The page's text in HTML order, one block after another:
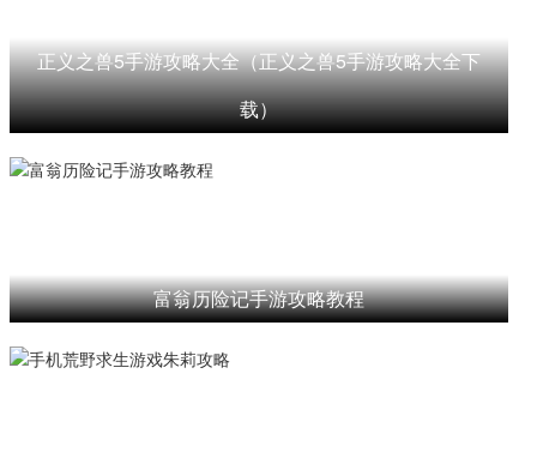
正义之兽5手游攻略大全（正义之兽5手游攻略大全下
载）
富翁历险记手游攻略教程